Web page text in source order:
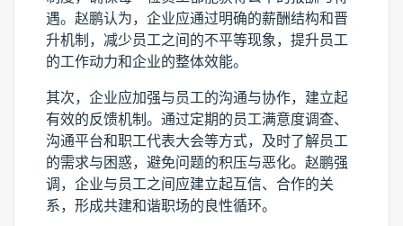
遇。赵鹏认为，企业应通过明确的薪酬结构和晋
升机制，减少员工之间的不平等现象，提升员工
的工作动力和企业的整体效能。
其次，企业应加强与员工的沟通与协作，建立起
有效的反馈机制。通过定期的员工满意度调查、
沟通平台和职工代表大会等方式，及时了解员工
的需求与困惑，避免问题的积压与恶化。赵鹏强
调，企业与员工之间应建立起互信、合作的关
系，形成共建和谐职场的良性循环。